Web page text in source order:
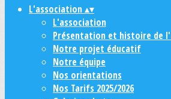
L'association▴▾
L'association
Présentation et histoire de
Notre projet éducatif
Notre équipe
Nos orientations
Nos Tarifs 2025/2026